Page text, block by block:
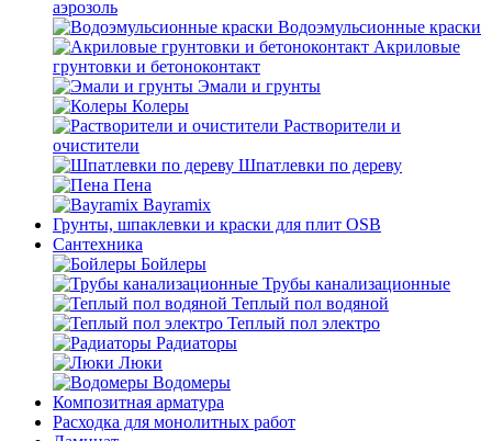
аэрозоль
Водоэмульсионные краски
Акриловые
грунтовки и бетоноконтакт
Эмали и грунты
Колеры
Растворители и
очистители
Шпатлевки по дереву
Пена
Bayramix
Грунты, шпаклевки и краски для плит OSB
Сантехника
Бойлеры
Трубы канализационные
Теплый пол водяной
Теплый пол электро
Радиаторы
Люки
Водомеры
Композитная арматура
Расходка для монолитных работ